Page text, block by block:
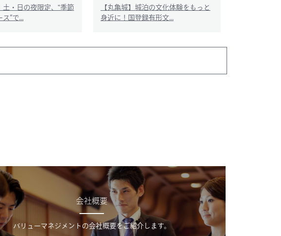
土・日の夜限定、‟季節
”で...
【丸亀城】城泊の文化体験をもっと
身近に！国登録有形文...
会社概要
バリューマネジメントの会社概要をご紹介します。